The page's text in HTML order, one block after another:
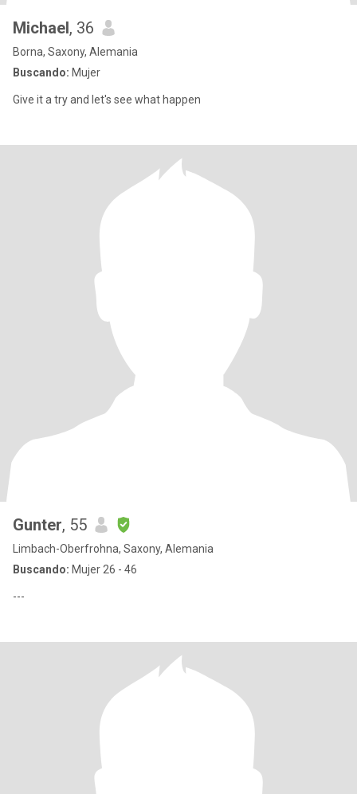
Michael, 36
Borna, Saxony, Alemania
Buscando: Mujer
Give it a try and let's see what happen
Gunter, 55
Limbach-Oberfrohna, Saxony, Alemania
Buscando: Mujer 26 - 46
---